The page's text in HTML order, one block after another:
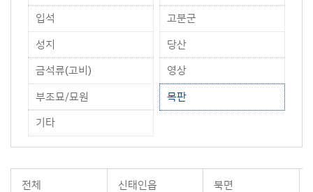
입석 고분군
성지 당산
금석류(고비) 영상
부조묘/묘원 목판
기타
전체 신태인읍 북면